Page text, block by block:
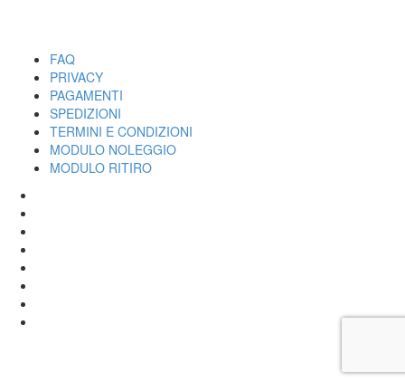
FAQ
PRIVACY
PAGAMENTI
SPEDIZIONI
TERMINI E CONDIZIONI
MODULO NOLEGGIO
MODULO RITIRO